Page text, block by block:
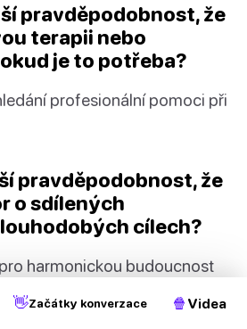
pravděpodobnost, že
terapii nebo
je to potřeba?
profesionální pomoci při
pravděpodobnost, že
o sdílených
cílech?
harmonickou budoucnost
👋Začátky konverzace 🍿 Videa